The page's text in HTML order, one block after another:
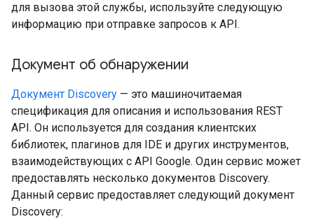
для вызова этой службы, используйте следующую
информацию при отправке запросов к API.
Документ об обнаружении
Документ Discovery — это машиночитаемая
спецификация для описания и использования REST
API. Он используется для создания клиентских
библиотек, плагинов для IDE и других инструментов,
взаимодействующих с API Google. Один сервис может
предоставлять несколько документов Discovery.
Данный сервис предоставляет следующий документ
Discovery: